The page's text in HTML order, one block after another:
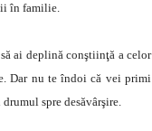
în familie.
ai deplină conştiinţă a celor
Dar nu te îndoi că vei primi
spre desăvârşire.